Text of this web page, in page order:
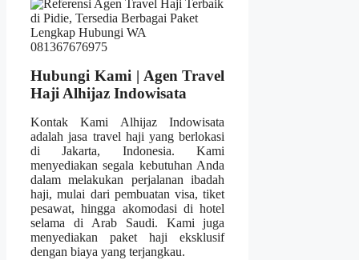
Hubungi Kami | Agen Travel
Haji Alhijaz Indowisata
Kontak Kami Alhijaz Indowisata
adalah jasa travel haji yang berlokasi
di Jakarta, Indonesia. Kami
menyediakan segala kebutuhan Anda
dalam melakukan perjalanan ibadah
haji, mulai dari pembuatan visa, tiket
pesawat, hingga akomodasi di hotel
selama di Arab Saudi. Kami juga
menyediakan paket haji eksklusif
dengan biaya yang terjangkau.